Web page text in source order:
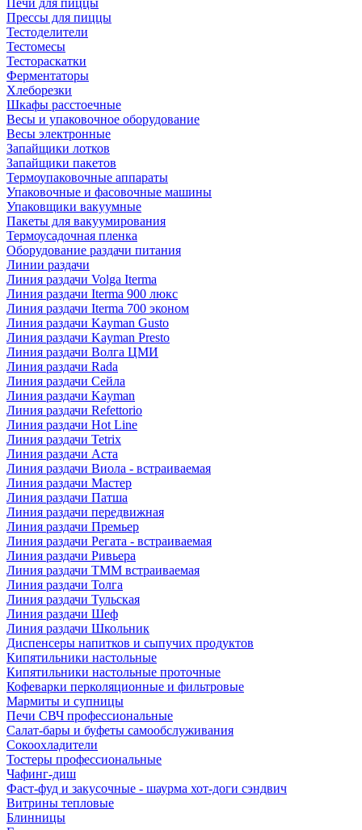
Печи для пиццы
Прессы для пиццы
Тестоделители
Тестомесы
Тестораскатки
Ферментаторы
Хлеборезки
Шкафы расстоечные
Весы и упаковочное оборудование
Весы электронные
Запайщики лотков
Запайщики пакетов
Термоупаковочные аппараты
Упаковочные и фасовочные машины
Упаковщики вакуумные
Пакеты для вакуумирования
Термоусадочная пленка
Оборудование раздачи питания
Линии раздачи
Линия раздачи Volga Iterma
Линия раздачи Iterma 900 люкс
Линия раздачи Iterma 700 эконом
Линия раздачи Kayman Gusto
Линия раздачи Kayman Presto
Линия раздачи Волга ЦМИ
Линия раздачи Rada
Линия раздачи Сейла
Линия раздачи Kayman
Линия раздачи Refettorio
Линия раздачи Hot Line
Линия раздачи Tetrix
Линия раздачи Аста
Линия раздачи Виола - встраиваемая
Линия раздачи Мастер
Линия раздачи Патша
Линия раздачи передвижная
Линия раздачи Премьер
Линия раздачи Регата - встраиваемая
Линия раздачи Ривьера
Линия раздачи ТММ встраиваемая
Линия раздачи Толга
Линия раздачи Тульская
Линия раздачи Шеф
Линия раздачи Школьник
Диспенсеры напитков и сыпучих продуктов
Кипятильники настольные
Кипятильники настольные проточные
Кофеварки перколяционные и фильтровые
Мармиты и супницы
Печи СВЧ профессиональные
Салат-бары и буфеты самообслуживания
Сокоохладители
Тостеры профессиональные
Чафинг-диш
Фаст-фуд и закусочные - шаурма хот-доги сэндвич
Витрины тепловые
Блинницы